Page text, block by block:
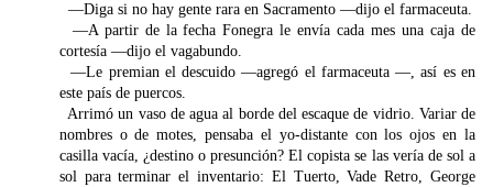
—Diga si no hay gente rara en Sacramento —dijo el farmaceuta.
—A partir de la fecha Fonegra le envía cada mes una caja de
cortesía —dijo el vagabundo.
—Le premian el descuido —agregó el farmaceuta —, así es en
este país de puercos.
Arrimó un vaso de agua al borde del escaque de vidrio. Variar de
nombres o de motes, pensaba el yo-distante con los ojos en la
casilla vacía, ¿destino o presunción? El copista se las vería de sol a
sol para terminar el inventario: El Tuerto, Vade Retro, George